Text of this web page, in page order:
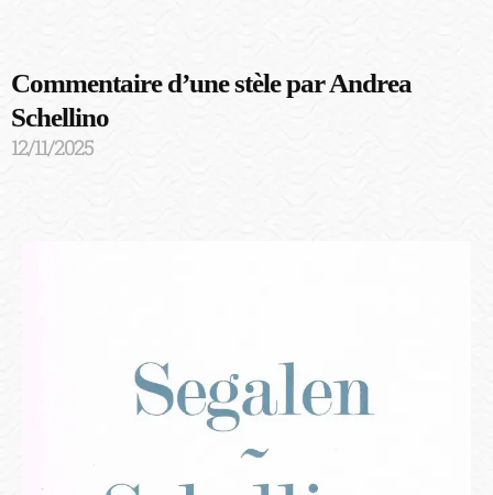
Commentaire d’une stèle par Andrea
Schellino
12/11/2025